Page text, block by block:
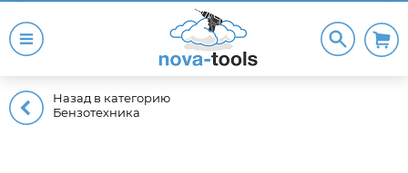
Назад в категорию
Бензотехника